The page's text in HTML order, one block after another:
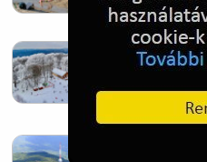
Hóban
Kékestető
2022.